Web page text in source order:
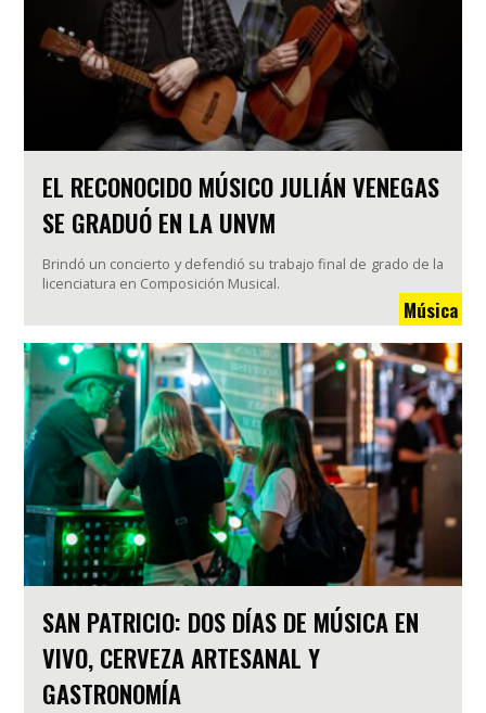
EL RECONOCIDO MÚSICO JULIÁN VENEGAS
SE GRADUÓ EN LA UNVM
Brindó un concierto y defendió su trabajo final de grado de la
licenciatura en Composición Musical.
Música
SAN PATRICIO: DOS DÍAS DE MÚSICA EN
VIVO, CERVEZA ARTESANAL Y
GASTRONOMÍA